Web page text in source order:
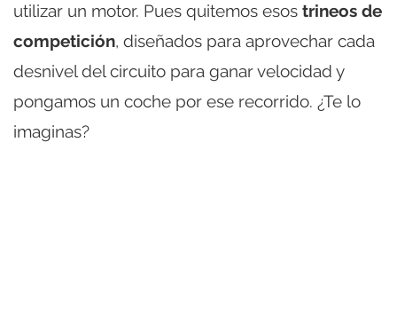
utilizar un motor. Pues quitemos esos trineos de
competición, diseñados para aprovechar cada
desnivel del circuito para ganar velocidad y
pongamos un coche por ese recorrido. ¿Te lo
imaginas?